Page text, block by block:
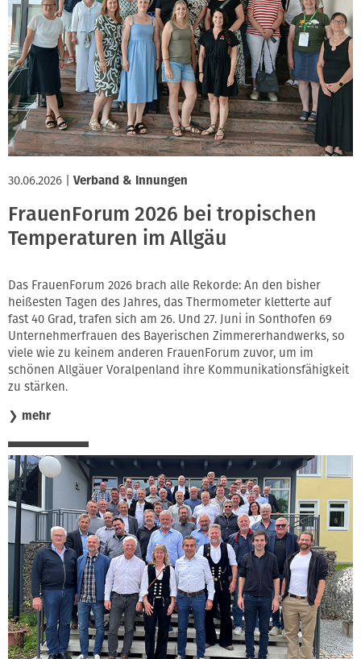
30.06.2026 Verband & Innungen
FrauenForum 2026 bei tropischen
Temperaturen im Allgäu
Das FrauenForum 2026 brach alle Rekorde: An den bisher
heißesten Tagen des Jahres, das Thermometer kletterte auf
fast 40 Grad, trafen sich am 26. Und 27. Juni in Sonthofen 69
Unternehmerfrauen des Bayerischen Zimmererhandwerks, so
viele wie zu keinem anderen FrauenForum zuvor, um im
schönen Allgäuer Voralpenland ihre Kommunikationsfähigkeit
zu stärken.
❯ mehr